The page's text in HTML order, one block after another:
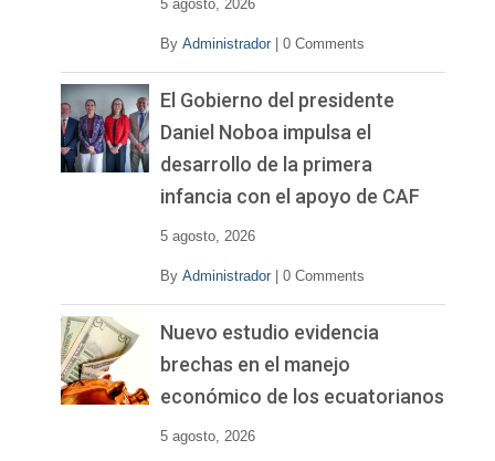
5 agosto, 2026
By Administrador 0 Comments
El Gobierno del presidente
Daniel Noboa impulsa el
desarrollo de la primera
infancia con el apoyo de CAF
5 agosto, 2026
By Administrador 0 Comments
Nuevo estudio evidencia
brechas en el manejo
económico de los ecuatorianos
5 agosto, 2026